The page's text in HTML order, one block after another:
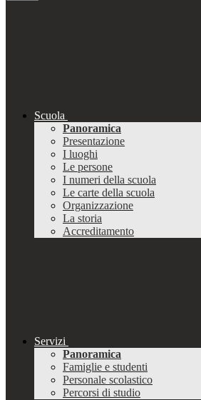
Scuola
Panoramica
Presentazione
I luoghi
Le persone
I numeri della scuola
Le carte della scuola
Organizzazione
La storia
Accreditamento
Servizi
Panoramica
Famiglie e studenti
Personale scolastico
Percorsi di studio